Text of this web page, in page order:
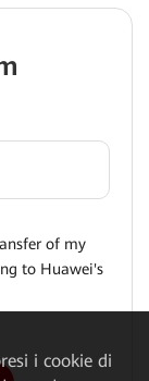
of my
to Huawei's
i cookie di